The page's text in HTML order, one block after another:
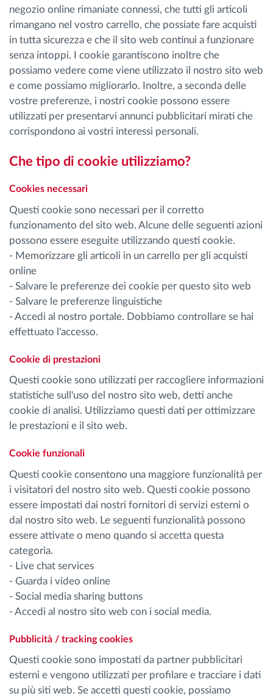
Come risolviamo tutte le attività della flotta
Scopri quanto risparmi
negozio online rimaniate connessi, che tutti gli articoli
rimangano nel vostro carrello, che possiate fare acquisti
in tutta sicurezza e che il sito web continui a funzionare
senza intoppi. I cookie garantiscono inoltre che
possiamo vedere come viene utilizzato il nostro sito web
e come possiamo migliorarlo. Inoltre, a seconda delle
vostre preferenze, i nostri cookie possono essere
utilizzati per presentarvi annunci pubblicitari mirati che
corrispondono ai vostri interessi personali.
Che tipo di cookie utilizziamo?
Cookies necessari
Questi cookie sono necessari per il corretto
funzionamento del sito web. Alcune delle seguenti azioni
possono essere eseguite utilizzando questi cookie.
- Memorizzare gli articoli in un carrello per gli acquisti
online
- Salvare le preferenze dei cookie per questo sito web
- Salvare le preferenze linguistiche
- Accedi al nostro portale. Dobbiamo controllare se hai
effettuato l'accesso.
Cookie di prestazioni
Questi cookie sono utilizzati per raccogliere informazioni
statistiche sull'uso del nostro sito web, detti anche
cookie di analisi. Utilizziamo questi dati per ottimizzare
le prestazioni e il sito web.
Cookie funzionali
Questi cookie consentono una maggiore funzionalità per
i visitatori del nostro sito web. Questi cookie possono
essere impostati dai nostri fornitori di servizi esterni o
dal nostro sito web. Le seguenti funzionalità possono
essere attivate o meno quando si accetta questa
categoria.
- Live chat services
- Guarda i video online
- Social media sharing buttons
- Accedi al nostro sito web con i social media.
Pubblicità / tracking cookies
Questi cookie sono impostati da partner pubblicitari
esterni e vengono utilizzati per profilare e tracciare i dati
su più siti web. Se accetti questi cookie, possiamo